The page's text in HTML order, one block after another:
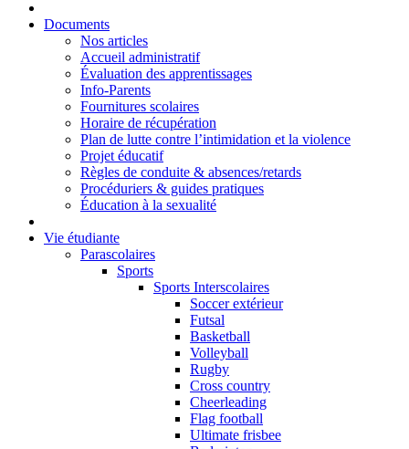
Documents
Nos articles
Accueil administratif
Évaluation des apprentissages
Info-Parents
Fournitures scolaires
Horaire de récupération
Plan de lutte contre l’intimidation et la violence
Projet éducatif
Règles de conduite & absences/retards
Procéduriers & guides pratiques
Éducation à la sexualité
Vie étudiante
Parascolaires
Sports
Sports Interscolaires
Soccer extérieur
Futsal
Basketball
Volleyball
Rugby
Cross country
Cheerleading
Flag football
Ultimate frisbee